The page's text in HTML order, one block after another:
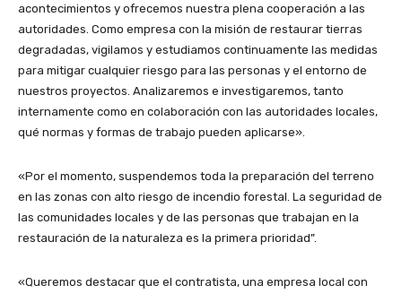
acontecimientos y ofrecemos nuestra plena cooperación a las
autoridades. Como empresa con la misión de restaurar tierras
degradadas, vigilamos y estudiamos continuamente las medidas
para mitigar cualquier riesgo para las personas y el entorno de
nuestros proyectos. Analizaremos e investigaremos, tanto
internamente como en colaboración con las autoridades locales,
qué normas y formas de trabajo pueden aplicarse».
«Por el momento, suspendemos toda la preparación del terreno
en las zonas con alto riesgo de incendio forestal. La seguridad de
las comunidades locales y de las personas que trabajan en la
restauración de la naturaleza es la primera prioridad”.
«Queremos destacar que el contratista, una empresa local con